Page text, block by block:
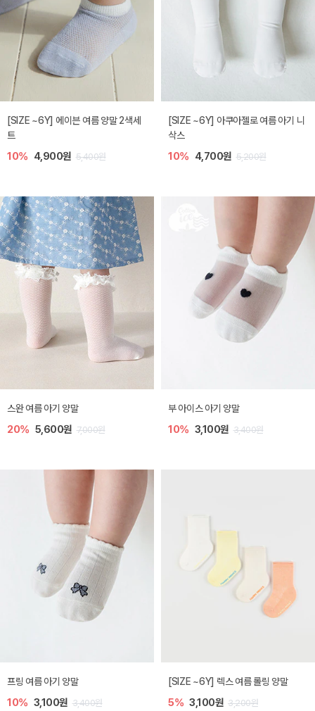
[SIZE ~6Y] 에이븐 여름 양말 2색세
트
10% 4,900원 5,400원
[SIZE ~6Y] 아쿠아젤로 여름 아기 니
삭스
10% 4,700원 5,200원
스완 여름 아기 양말
20% 5,600원 7,000원
부 아이스 아기 양말
10% 3,100원 3,400원
프링 여름 아기 양말
10% 3,100원 3,400원
[SIZE ~6Y] 렉스 여름 롤링 양말
5% 3,100원 3,200원